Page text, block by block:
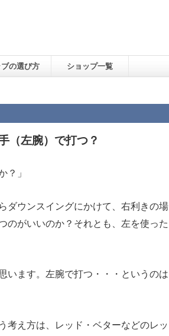
の選び方 ショップ一覧
（左腕）で打つ？
？」
ダウンスイングにかけて、右利きの場
のがいいのか？それとも、左を使った
います。左腕で打つ・・・というのは
考え方は、レッド・ベターなどのレッ